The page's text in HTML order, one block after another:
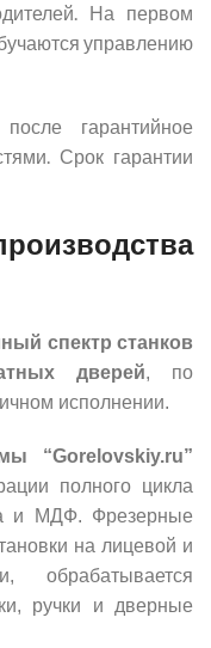
На первом
управлению
гарантийное
Срок гарантии
спектр станков
дверей, по
исполнении.
“Gorelovskiy.ru”
полного цикла
и МДФ. Фрезерные
на лицевой и
обрабатывается
ручки и дверные